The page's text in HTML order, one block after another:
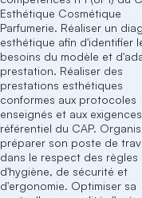
Esthétique Cosmétique
Parfumerie. Réaliser un
esthétique afin d'identifier
besoins du modèle et
prestation. Réaliser des
prestations esthétiques
conformes aux protocoles
enseignés et aux
référentiel du CAP.
préparer son poste de
dans le respect des règles
d'hygiène, de sécurité et
d'ergonomie. Optimiser sa